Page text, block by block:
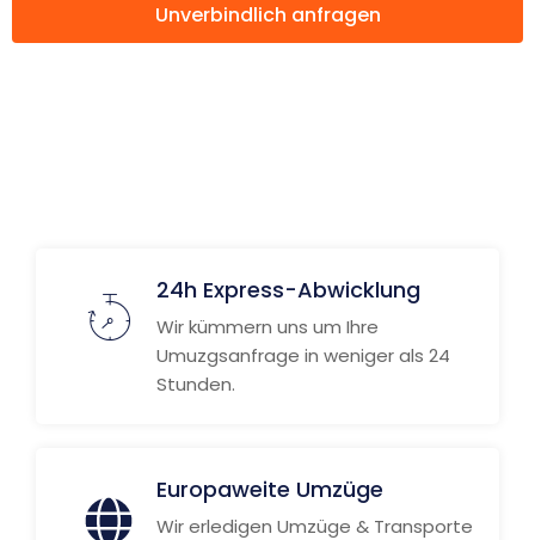
Unverbindlich anfragen
24h Express-Abwicklung
Wir kümmern uns um Ihre
Umuzgsanfrage in weniger als 24
Stunden.
Europaweite Umzüge
Wir erledigen Umzüge & Transporte